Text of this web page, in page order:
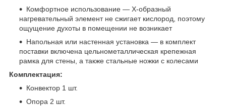
Комфортное использование — X-образный
нагревательный элемент не сжигает кислород, поэтому
ощущение духоты в помещении не возникает
Напольная или настенная установка — в комплект
поставки включена цельнометаллическая крепежная
рамка для стены, а также стальные ножки с колесами
Комплектация:
Конвектор 1 шт.
Опора 2 шт.